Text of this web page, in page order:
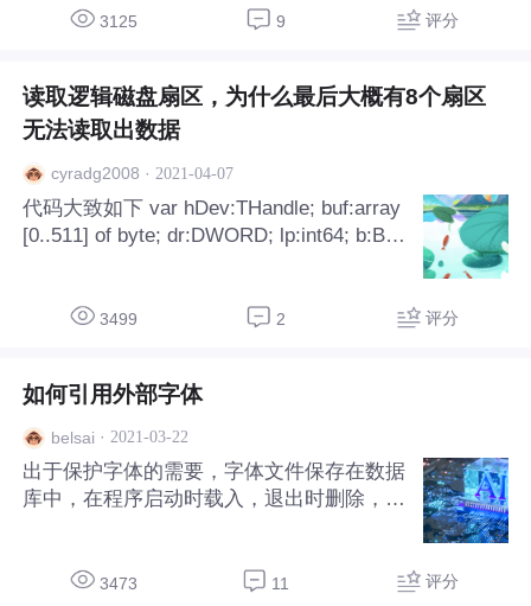
3125 9 评分
读取逻辑磁盘扇区，为什么最后大概有8个扇区
无法读取出数据
cyradg2008 · 2021-04-07
代码大致如下 var hDev:THandle; buf:array
[0..511] of byte; dr:DWORD; lp:int64; b:Bo
_SHARE_READ or FILE_SHARE_WRITE,
3499 2 评分
如何引用外部字体
belsai · 2021-03-22
出于保护字体的需要，字体文件保存在数据
库中，在程序启动时载入，退出时删除，只
才可以使用，而通过AddFontMemResourc
3473 11 评分